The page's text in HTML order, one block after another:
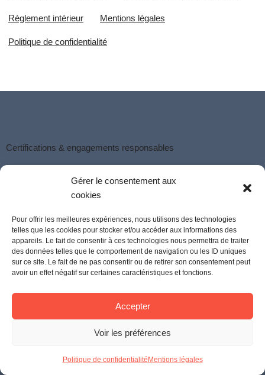
Gérer le consentement aux
cookies
Pour offrir les meilleures expériences, nous utilisons des technologies
telles que les cookies pour stocker et/ou accéder aux informations des
appareils. Le fait de consentir à ces technologies nous permettra de traiter
des données telles que le comportement de navigation ou les ID uniques
sur ce site. Le fait de ne pas consentir ou de retirer son consentement peut
avoir un effet négatif sur certaines caractéristiques et fonctions.
Accepter
Voir les préférences
Politique de confidentialité Mentions légales
Règlement intérieur Mentions légales
Politique de confidentialité
Certifications & engagements responsables
médaille PLATINIUM Top 1% de EcoVadis
plus haute distinction
LDS est également le 1er centre de formation en langues
étrangères à être certifié Service France Garanti .